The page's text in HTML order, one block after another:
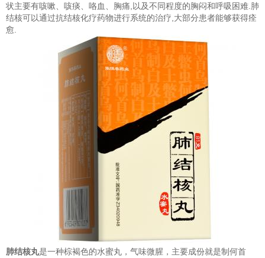
状主要有咳嗽、咳痰、咯血、胸痛,以及不同程度的胸闷和呼吸困难.肺
结核可以通过抗结核化疗药物进行系统的治疗,大部分患者能够获得痊
愈.
肺结核丸是一种棕褐色的水蜜丸，气味微腥，主要成份就是制何首